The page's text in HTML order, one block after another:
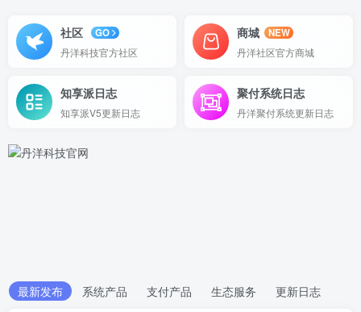
社区
GO
丹洋科技官方社区
商城
NEW
丹洋社区官方商城
知享派日志
知享派V5更新日志
聚付系统日志
丹洋聚付系统更新日志
最新发布 系统产品 支付产品 生态服务 更新日志